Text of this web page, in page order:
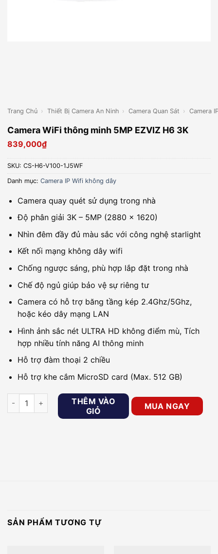
Trang Chủ › Thiết Bị Camera An Ninh › Camera Quan Sát › Camera
Camera WiFi thông minh 5MP EZVIZ H6 3K
839,000₫
SKU: CS-H6-V100-1J5WF
Danh mục: Camera IP Wifi không dây
Camera quay quét sử dụng trong nhà
Độ phân giải 3K – 5MP (2880 × 1620)
Nhìn đêm đầy đủ màu sắc với công nghệ starlight
Kết nối mạng không dây wifi
Chống ngược sáng, phù hợp lắp đặt trong nhà
Chế độ ngủ giúp bảo vệ sự riêng tư
Camera có hỗ trợ băng tầng kép 2.4Ghz/5Ghz,
hoặc kéo dây mạng LAN
Hình ảnh sắc nét ULTRA HD không điểm mù, Tích
hợp nhiều tính năng AI thông minh
Hỗ trợ đàm thoại 2 chiều
Hỗ trợ khe cắm MicroSD card (Max. 512 GB)
Camera WiFi thông minh 5MP EZVIZ H6 3K số lượng
THÊM VÀO
GIỎ
MUA NGAY
SẢN PHẨM TƯƠNG TỰ